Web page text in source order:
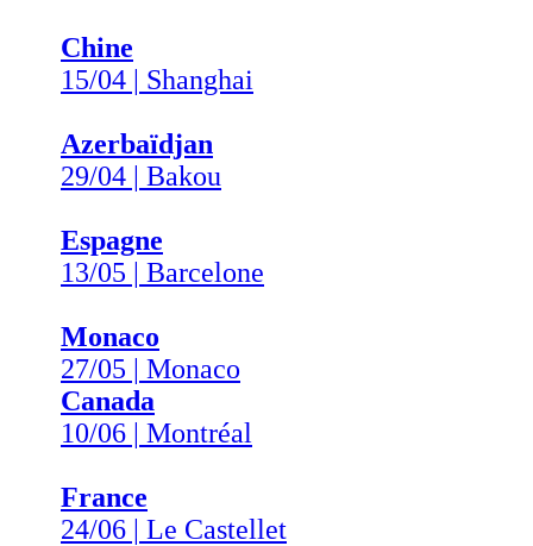
Chine
15/04 | Shanghai
Azerbaïdjan
29/04 | Bakou
Espagne
13/05 | Barcelone
Monaco
27/05 | Monaco
Canada
10/06 | Montréal
France
24/06 | Le Castellet